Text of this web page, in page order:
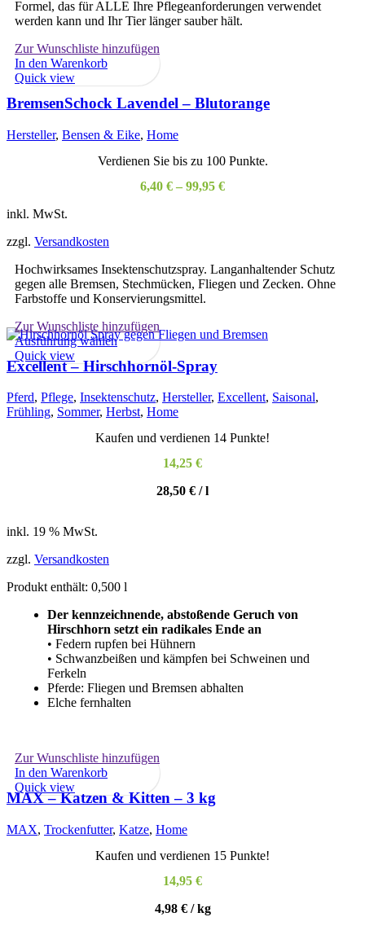
Formel, das für ALLE Ihre Pflegeanforderungen verwendet
werden kann und Ihr Tier länger sauber hält.
Zur Wunschliste hinzufügen
In den Warenkorb
Quick view
BremsenSchock Lavendel – Blutorange
Hersteller, Bensen & Eike, Home
Verdienen Sie bis zu 100 Punkte.
6,40 € – 99,95 €
inkl. MwSt.
zzgl. Versandkosten
Hochwirksames Insektenschutzspray. Langanhaltender Schutz
gegen alle Bremsen, Stechmücken, Fliegen und Zecken. Ohne
Farbstoffe und Konservierungsmittel.
Zur Wunschliste hinzufügen
Ausführung wählenDieses
weist
Varianten
auf.
Optionen
Produktseite
Quick view
Excellent – Hirschhornöl-Spray
Pferd, Pflege, Insektenschutz, Hersteller, Excellent, Saisonal,
Frühling, Sommer, Herbst, Home
Kaufen und verdienen 14 Punkte!
14,25 €
28,50 € /l
inkl. 19 % MwSt.
zzgl. Versandkosten
Produkt enthält: 0,500 l
Der kennzeichnende, abstoßende Geruch von
Hirschhorn setzt ein radikales Ende an
• Federn rupfen bei Hühnern
• Schwanzbeißen und kämpfen bei Schweinen und
Ferkeln
Pferde: Fliegen und Bremsen abhalten
Elche fernhalten
Zur Wunschliste hinzufügen
In den Warenkorb
Quick view
MAX – Katzen & Kitten – 3 kg
MAX, Trockenfutter, Katze, Home
Kaufen und verdienen 15 Punkte!
14,95 €
4,98 €/kg